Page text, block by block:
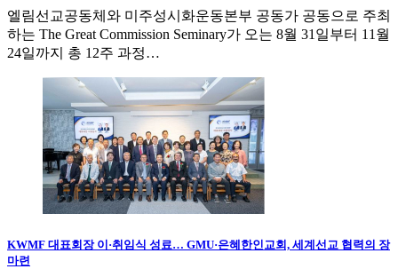
엘림선교공동체와 미주성시화운동본부 공동가 공동으로 주최
하는 The Great Commission Seminary가 오는 8월 31일부터 11월
24일까지 총 12주 과정…
KWMF 대표회장 이·취임식 성료… GMU·은혜한인교회, 세계선교 협력의 장
마련